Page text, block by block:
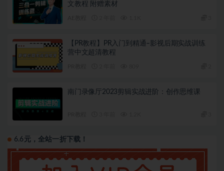
文教程 附赠素材
【PR教程】PR入门到精通–影视后期实战训练
营中文超清教程
南门录像厅2023剪辑实战进阶：创作思维课
6.6元，全站一折下载！